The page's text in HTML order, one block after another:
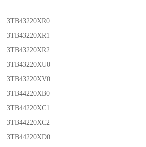
3TB43220XR0
3TB43220XR1
3TB43220XR2
3TB43220XU0
3TB43220XV0
3TB44220XB0
3TB44220XC1
3TB44220XC2
3TB44220XD0